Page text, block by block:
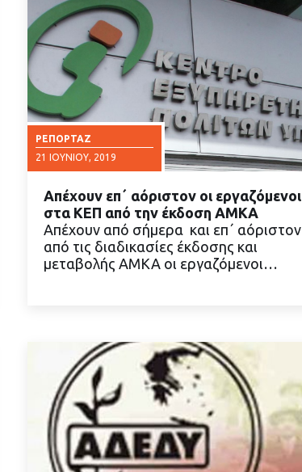
ΡΕΠΟΡΤΆΖ
21 ΙΟΥΝΊΟΥ, 2019
ΔΙΑΒΑΣΤΕ ΠΕΡΙΣΣΟΤΕΡΑ
Απέχουν επ΄ αόριστον οι εργαζόμενοι
στα ΚΕΠ από την έκδοση ΑΜΚΑ
Απέχουν από σήμερα και επ΄ αόριστον
από τις διαδικασίες έκδοσης και
μεταβολής ΑΜΚΑ οι εργαζόμενοι…